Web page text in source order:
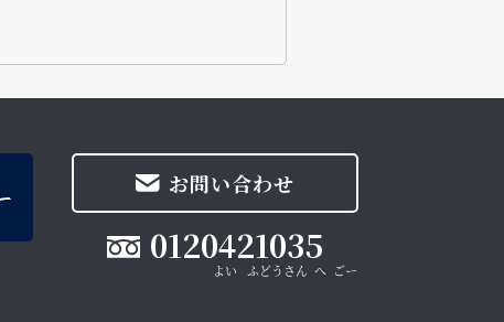
お問い合わせ
0120421035